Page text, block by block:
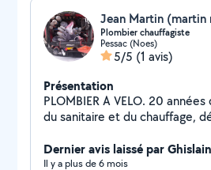
Plombier chauffagiste
Pessac (Noes)
5/5 (1 avis)
Présentation
PLOMBIER A VELO. 20 années d'expérience au service
du sanitaire et du chauffage, dépannage , entretien
votre habitat .
Dernier avis laissé par
Il y a plus de 6 mois